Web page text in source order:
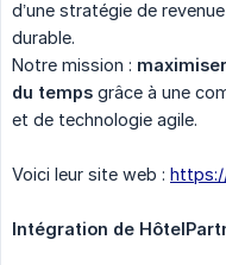
d’une stratégie de
durable.
Notre mission :
du temps grâce à une
et de technologie agile.
Voici leur site web :
Intégration de